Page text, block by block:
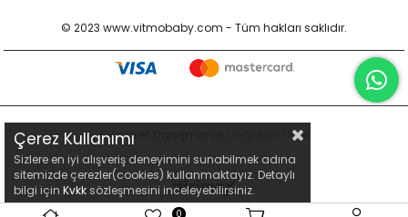
© 2023 www.vitmobaby.com - Tüm hakları saklıdır.
E-ticaret Danışmanlık Doğukan Ünal
Çerez Kullanımı
Sizlere en iyi alışveriş deneyimini sunabilmek adına
sitemizde çerezler(cookies) kullanmaktayız. Detaylı
bilgi için Kvkk sözleşmesini inceleyebilirsiniz.
0